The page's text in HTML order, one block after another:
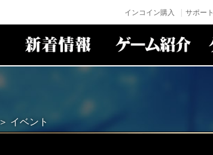
インコイン購入 サポート
＞ イベント